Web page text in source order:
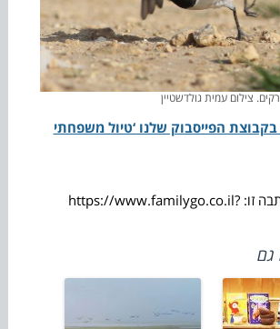
צילום עמית גולדשטיין
הפייסבוק שלנו ‘טיול משפחתי
כתובת מקוצרת לכתבה זו: https://www.familygo.co.il?
גם